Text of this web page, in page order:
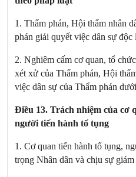
1. Thẩm phán, Hội thẩm nhân
phán giải quyết việc dân sự độc
2. Nghiêm cấm cơ quan, tổ
xét xử của Thẩm phán, Hội
việc dân sự của Thẩm phán
Điều 13. Trách nhiệm của cơ
người tiến hành tố tụng
1. Cơ quan tiến hành tố tụng,
trọng Nhân dân và chịu sự giám